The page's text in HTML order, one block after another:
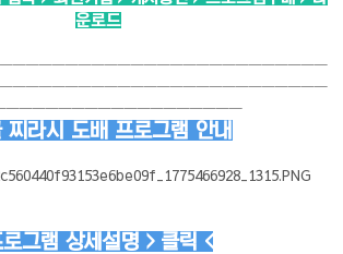
운로드
찌라시 도배 프로그램 안내
로그램 상세설명 > 클릭 <